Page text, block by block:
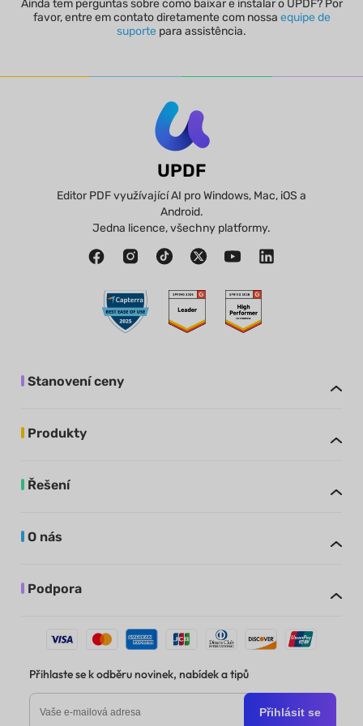
Ainda tem perguntas sobre como baixar e instalar o UPDF? Por
favor, entre em contato diretamente com nossa equipe de
suporte para assistência.
UPDF
Editor PDF využívající AI pro Windows, Mac, iOS a
Android.
Jedna licence, všechny platformy.
Stanovení ceny
Produkty
Řešení
O nás
Podpora
Přihlaste se k odběru novinek, nabídek a tipů
Přihlásit se